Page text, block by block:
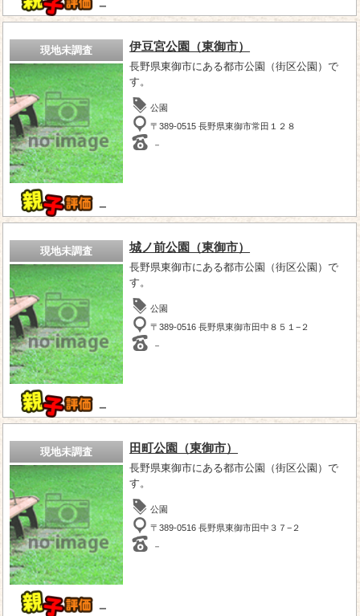
－
現地未調査
－
伊豆宮公園（東御市）
長野県東御市にある都市公園（街区公園）で
す。
公園
〒389-0515 長野県東御市常田１２８
－
現地未調査
－
城ノ前公園（東御市）
長野県東御市にある都市公園（街区公園）で
す。
公園
〒389-0516 長野県東御市田中８５１−２
－
現地未調査
－
田町公園（東御市）
長野県東御市にある都市公園（街区公園）で
す。
公園
〒389-0516 長野県東御市田中３７−２
－